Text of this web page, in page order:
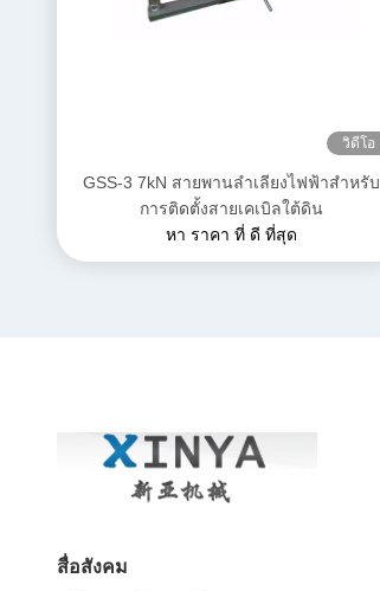
วิดีโอ
GSS-3 7kN สายพานลำเลียงไฟฟ้าสำหรับ
การติดตั้งสายเคเบิลใต้ดิน
หา ราคา ที่ ดี ที่สุด
สื่อสังคม